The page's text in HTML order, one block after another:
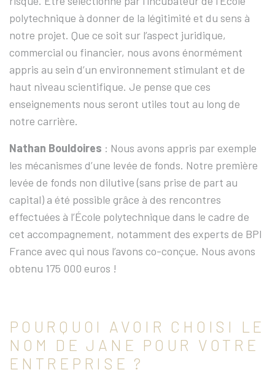
polytechnique à donner de la légitimité et du sens à
notre projet. Que ce soit sur l’aspect juridique,
commercial ou financier, nous avons énormément
appris au sein d’un environnement stimulant et de
haut niveau scientifique. Je pense que ces
enseignements nous seront utiles tout au long de
notre carrière.
Nathan Bouldoires : Nous avons appris par exemple
les mécanismes d’une levée de fonds. Notre première
levée de fonds non dilutive (sans prise de part au
capital) a été possible grâce à des rencontres
effectuées à l’École polytechnique dans le cadre de
cet accompagnement, notamment des experts de BPI
France avec qui nous l’avons co-conçue. Nous avons
obtenu 175 000 euros !
POURQUOI AVOIR CHOISI LE
NOM DE JANE POUR VOTRE
ENTREPRISE ?